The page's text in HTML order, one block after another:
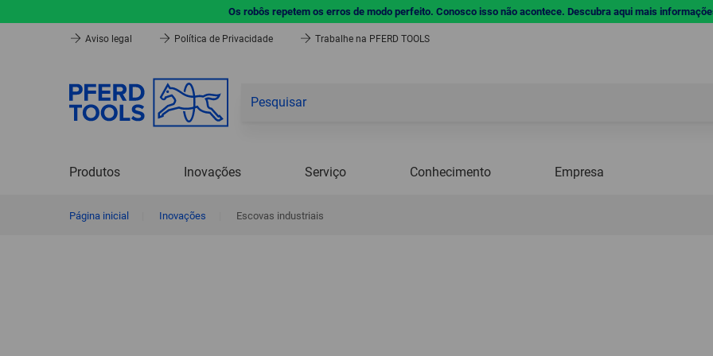
Os robôs repetem os erros de modo perfeito. Conosco isso não acontece. Descubra aqui mais
Aviso legal Política de Privacidade Trabalhe na PFERD TOOLS
Produtos Inovações Serviço Conhecimento Empresa
Página inicial Inovações Escovas industriais